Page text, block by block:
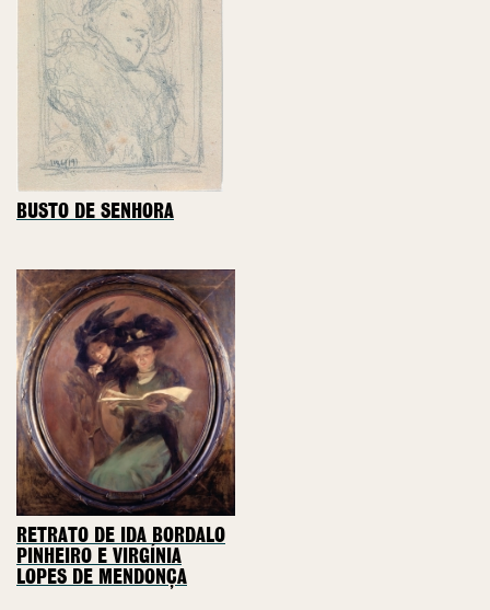
BUSTO DE SENHORA
RETRATO DE IDA BORDALO
PINHEIRO E VIRGÍNIA
LOPES DE MENDONÇA